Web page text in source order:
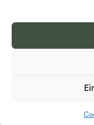
Urheberrecht